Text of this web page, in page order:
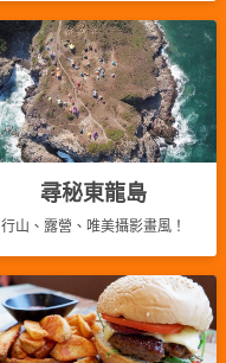
尋秘東龍島
行山、露營、唯美攝影畫風！